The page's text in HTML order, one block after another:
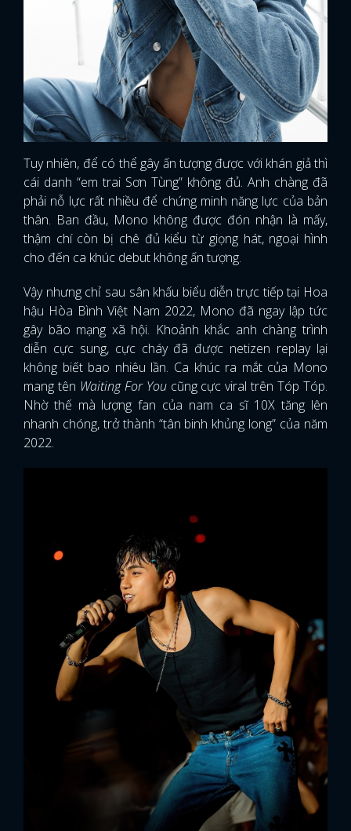
Tuy nhiên, để có thể gây ấn tượng được với khán giả thì
cái danh “em trai Sơn Tùng” không đủ. Anh chàng đã
phải nỗ lực rất nhiều để chứng minh năng lực của bản
thân. Ban đầu, Mono không được đón nhận là mấy,
thậm chí còn bị chê đủ kiểu từ giọng hát, ngoại hình
cho đến ca khúc debut không ấn tượng.
Vậy nhưng chỉ sau sân khấu biểu diễn trực tiếp tại Hoa
hậu Hòa Bình Việt Nam 2022, Mono đã ngay lập tức
gây bão mạng xã hội. Khoảnh khắc anh chàng trình
diễn cực sung, cực cháy đã được netizen replay lại
không biết bao nhiêu lần. Ca khúc ra mắt của Mono
mang tên Waiting For Youcũng cực viral trên Tóp Tóp.
Nhờ thế mà lượng fan của nam ca sĩ 10X tăng lên
nhanh chóng, trở thành “tân binh khủng long” của năm
2022.